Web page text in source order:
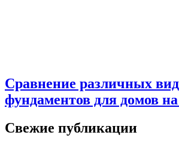
Сравнение различных
фундаментов для домов
Свежие публикации